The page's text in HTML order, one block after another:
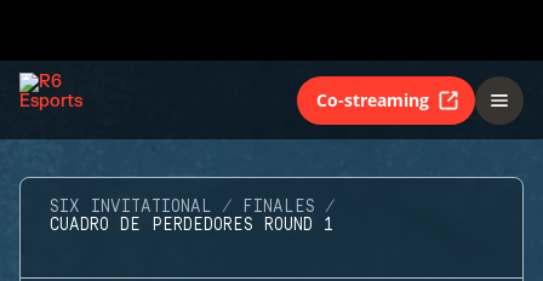
Co-streaming
SIX INVITATIONAL
FINALES
CUADRO DE PERDEDORES ROUND 1